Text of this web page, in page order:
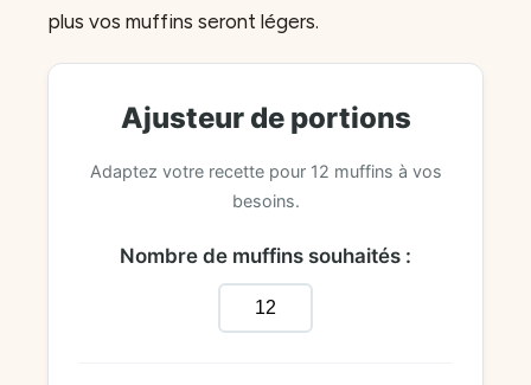
plus vos muffins seront légers.
Ajusteur de portions
Adaptez votre recette pour 12 muffins à vos
besoins.
Nombre de muffins souhaités :